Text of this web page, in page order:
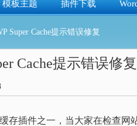
模板主题 插件下载
Super Cache提示错误修复
Cache提示错误修复
缓存插件之一，当大家在检查网